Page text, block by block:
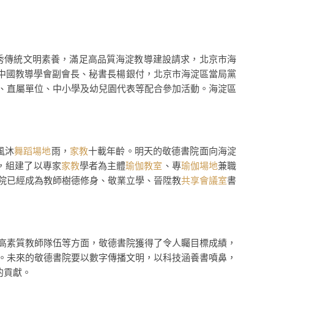
統文明素養，滿足高品質海淀教導建設請求，北京市海
教導學會副會長、秘書長楊銀付，北京市海淀區當局黨
屬單位、中小學及幼兒園代表等配合參加活動。海淀區
沐舞蹈場地雨， 家教十載年齡。明天的敬德書院面向海淀
組建了以專家家教學者為主體瑜伽教室 、專瑜伽場地兼職
已經成為教師樹德修身、敬業立學、晉陞教共享會議室書
素質教師隊伍等方面，敬德書院獲得了令人矚目標成績，
來的敬德書院要以數字傳播文明，以科技涵養書噴鼻，
獻。